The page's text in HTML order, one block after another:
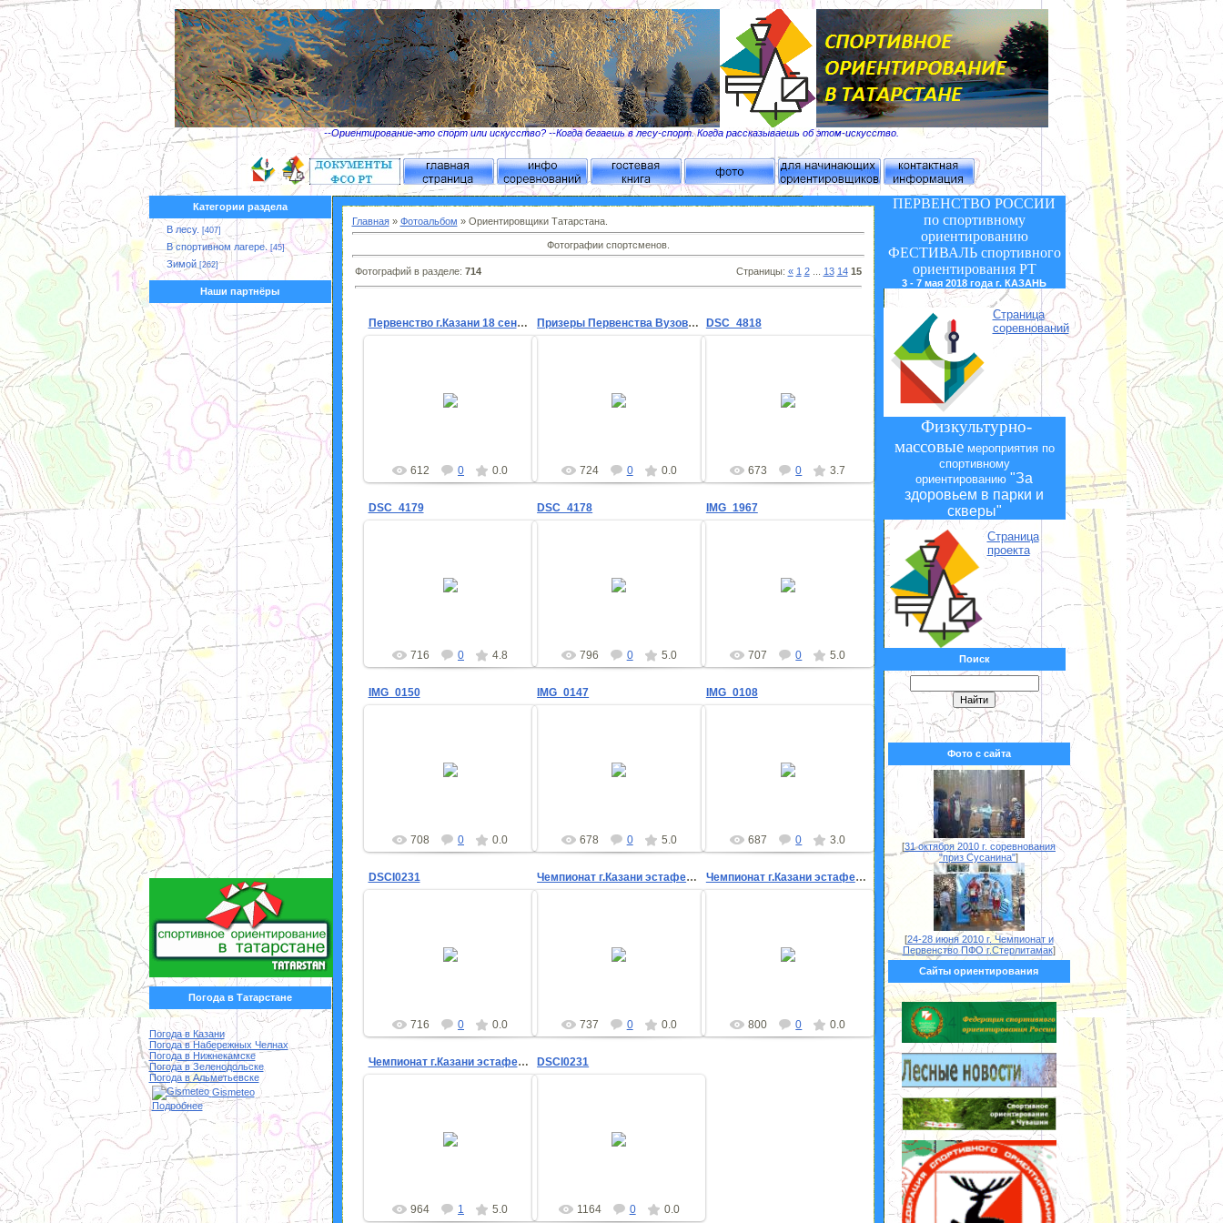
--Ориентирование-это спорт или искусство? --Когда бегаешь в лесу-спорт. Когда рассказываешь об этом-искусство.
Категории раздела
В лесу. [407]
В спортивном лагере. [45]
Зимой [262]
Наши партнёры
Погода в Татарстане
Погода в Казани
Погода в Набережных Челнах
Погода в Нижнекамске
Погода в Зеленодольске
Погода в Альметьевске
Gismeteo
Подробнее
Главная» Фотоальбом » Ориентировщики Татарстана.
Фотографии спортсменов.
Фотографий в разделе: 714 Страницы: « 1 2 13 14 15
Первенство г.Казани 18 сентября 2011г
612 0 0.0
Призеры Первенства Вузов 21-22 мая 2011г
724 0 0.0
DSC_4818
673 0 3.7
DSC_4179
716 0 4.8
DSC_4178
796 0 5.0
IMG_1967
707 0 5.0
IMG_0150
708 0 0.0
IMG_0147
678 0 5.0
IMG_0108
687 0 3.0
DSCI0231
716 0 0.0
Чемпионат г.Казани эстафета 01.10.2006г
737 0 0.0
Чемпионат г.Казани эстафета 01.10.2006г
800 0 0.0
Чемпионат г.Казани эстафета 01.10.2006г
964 1 5.0
DSCI0231
1164 0 0.0
ПЕРВЕНСТВО РОССИИ
по спортивному
ориентированию
ФЕСТИВАЛЬ спортивного
ориентирования РТ
3 - 7 мая 2018 года г. КАЗАНЬ
Страница
соревнований
Физкультурно-
массовыемероприятия по
спортивному
ориентированию "За
здоровьем в парки и
скверы"
Страница
проекта
Поиск
Фото с сайта
[31 октября 2010 г. соревнования
"приз Сусанина"]
[24-28 июня 2010 г. Чемпионат и
Первенство ПФО г.Стерлитамак]
Сайты ориентирования